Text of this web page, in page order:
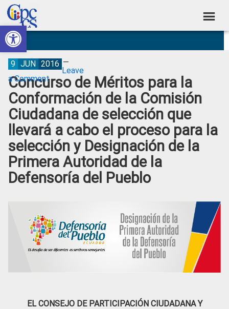
Abrir barra de herramientas
Skip
to
primary
navigation
Skip
to
main
content
Skip
to
primary
sidebar
Skip
to
footer
Consejo
de
Participación
Ciudadana
Control
Social
Construyendo
Poder
Ciudadano
Concurso de Méritos para la
Conformación de la Comisión
Ciudadana de selección que
llevará a cabo el proceso para la
selección y Designación de la
Primera Autoridad de la
Defensoría del Pueblo
9 JUN 2016
Leave
a Comment
EL CONSEJO DE PARTICIPACIÓN CIUDADANA Y